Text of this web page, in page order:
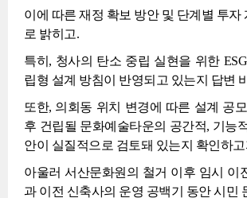
이에 따른 재정 확보 방안 및 단계별 투자
로 밝히고.
특히, 청사의 탄소 중립 실현을 위한
립형 설계 방침이 반영되고 있는지 답변
또한, 의회동 위치 변경에 따른 설계 공
후 건립될 문화예술타운의 공간적, 기능
안이 실질적으로 검토돼 있는지 확인하
아울러 서산문화원의 철거 이후 임시 이
과 이전 신축사의 운영 공백기 동안 시민